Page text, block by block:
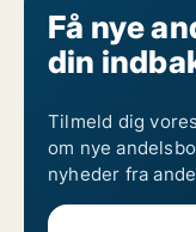
Få nye
din
Tilmeld dig
om nye
nyheder fra